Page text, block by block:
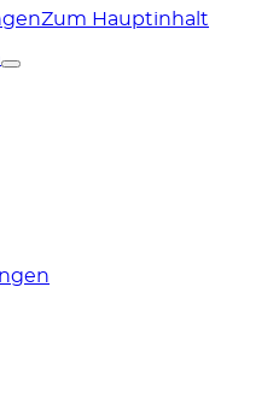
Zum Hauptinhalt